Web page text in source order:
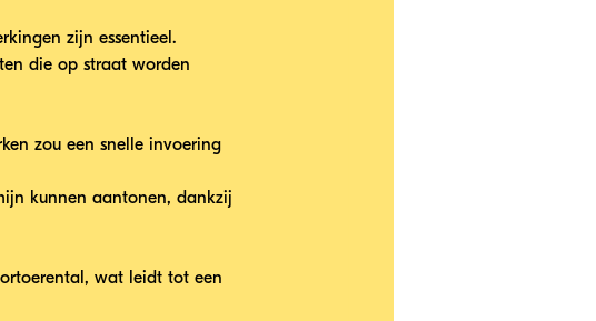
zijn essentieel.
die op straat worden
zou een snelle invoering
kunnen aantonen, dankzij
wat leidt tot een